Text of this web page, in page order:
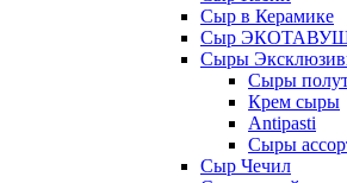
Сыр в Керамике
Сыр
Сыры
Сыры
Крем сыры
Antipasti
Сыры
Сыр Чечил